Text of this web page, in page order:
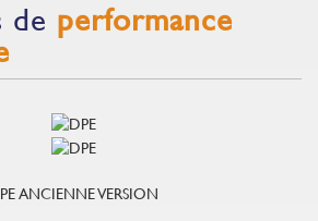
de performance
ANCIENNE VERSION